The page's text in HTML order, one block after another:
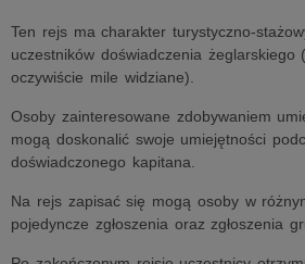
Ten rejs ma charakter turystyczno-
uczestników doświadczenia żeglarskiego
oczywiście mile widziane).
Osoby zainteresowane zdobywaniem
mogą doskonalić swoje umiejętności
doświadczonego kapitana.
Na rejs zapisać się mogą osoby w
pojedyncze zgłoszenia oraz zgłoszenia